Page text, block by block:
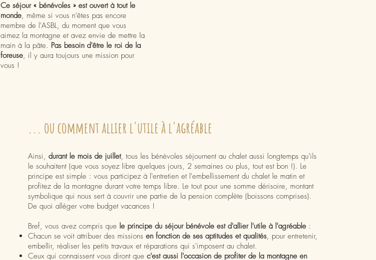
Ce séjour « bénévoles » est ouvert à tout le
monde, même si vous n'êtes pas encore
membre de l'ASBL, du moment que vous
aimez la montagne et avez envie de mettre la
main à la pâte. Pas besoin d'être le roi de la
foreuse, il y aura toujours une mission pour
vous !
... ou comment allier l'utile à l'agréable
Ainsi, durant le mois de juillet, tous les bénévoles séjournent au chalet aussi longtemps qu'ils
le souhaitent (que vous soyez libre quelques jours, 2 semaines ou plus, tout est bon !). Le
principe est simple : vous participez à l'entretien et l'embellissement du chalet le matin et
profitez de la montagne durant votre temps libre. Le tout pour une somme dérisoire, montant
symbolique qui nous sert à couvrir une partie de la pension complète (boissons comprises).
De quoi alléger votre budget vacances !
Bref, vous avez compris que le principe du séjour bénévole est d'allier l'utile à l'agréable:
Chacun se voit attribuer des missions en fonction de ses aptitudes et qualités, pour entretenir,
embellir, réaliser les petits travaux et réparations qui s'imposent au chalet.
Ceux qui connaissent vous diront que c'est aussi l'occasion de profiter de la montagne en